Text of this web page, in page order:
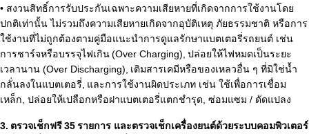
• สงวนสิทธิ์การรับประกันเฉพาะความเสียหายที่เกิดจากการใช้งานโดย
ปกติเท่านั้น ไม่รวมถึงความเสียหายเกิดจากอุบัติเหตุ ภัยธรรมชาติ หรือการ
ใช้งานที่ไม่ถูกต้องตามคู่มือแนะนำการดูแลรักษาแบตเตอรี่รถยนต์ เช่น
การชาร์จหรือบรรจุไฟเกิน (Over Charging), ปล่อยให้ไฟหมดเป็นระยะ
เวลานาน (Over Discharging), เติมสารเคมีหรือของเหลวอื่น ๆ ที่มิใช่น้ำ
กลั่นลงในแบตเตอรี่, และการใช้งานผิดประเภท เช่น ใช้เพื่อการเชื่อม
เหล็ก, ปล่อยให้เปลือกหรือฝาแบตเตอรี่แตกชำรุด, ซ่อมแซม / ดัดแปลง
3. ตรวจเช็กฟรี 35 รายการ และตรวจเช็กเครื่องยนต์ด้วยระบบคอมพิวเตอร์